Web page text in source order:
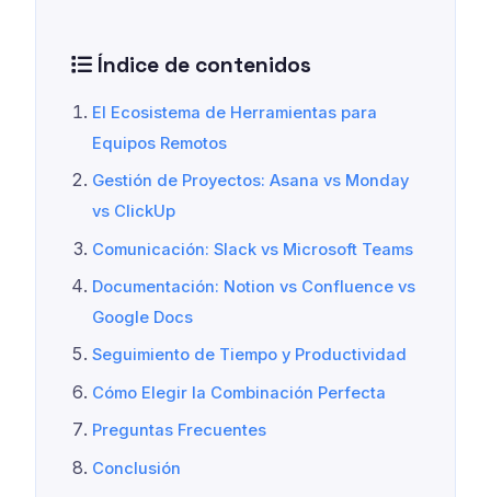
Índice de contenidos
El Ecosistema de Herramientas para
Equipos Remotos
Gestión de Proyectos: Asana vs Monday
vs ClickUp
Comunicación: Slack vs Microsoft Teams
Documentación: Notion vs Confluence vs
Google Docs
Seguimiento de Tiempo y Productividad
Cómo Elegir la Combinación Perfecta
Preguntas Frecuentes
Conclusión